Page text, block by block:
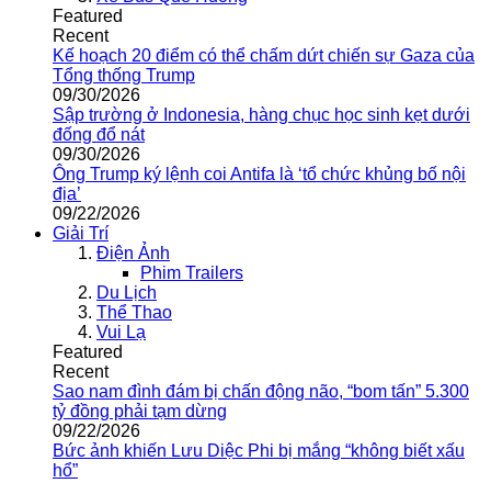
Featured
Recent
Kế hoạch 20 điểm có thể chấm dứt chiến sự Gaza của
Tổng thống Trump
09/30/2026
Sập trường ở Indonesia, hàng chục học sinh kẹt dưới
đống đổ nát
09/30/2026
Ông Trump ký lệnh coi Antifa là ‘tổ chức khủng bố nội
địa’
09/22/2026
Giải Trí
Điện Ảnh
Phim Trailers
Du Lịch
Thể Thao
Vui Lạ
Featured
Recent
Sao nam đình đám bị chấn động não, “bom tấn” 5.300
tỷ đồng phải tạm dừng
09/22/2026
Bức ảnh khiến Lưu Diệc Phi bị mắng “không biết xấu
hổ”